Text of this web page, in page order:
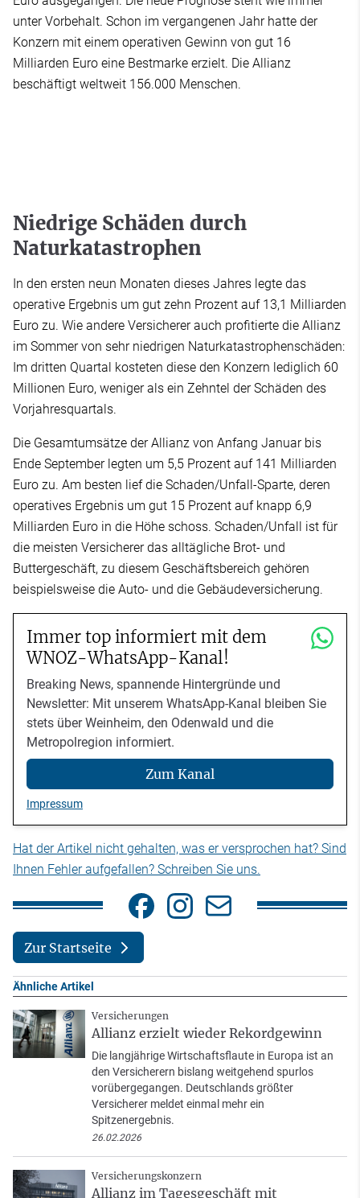
unter Vorbehalt. Schon im vergangenen Jahr hatte der
Konzern mit einem operativen Gewinn von gut 16
Milliarden Euro eine Bestmarke erzielt. Die Allianz
beschäftigt weltweit 156.000 Menschen.
Niedrige Schäden durch
Naturkatastrophen
In den ersten neun Monaten dieses Jahres legte das
operative Ergebnis um gut zehn Prozent auf 13,1 Milliarden
Euro zu. Wie andere Versicherer auch profitierte die Allianz
im Sommer von sehr niedrigen Naturkatastrophenschäden:
Im dritten Quartal kosteten diese den Konzern lediglich 60
MiIlionen Euro, weniger als ein Zehntel der Schäden des
Vorjahresquartals.
Die Gesamtumsätze der Allianz von Anfang Januar bis
Ende September legten um 5,5 Prozent auf 141 Milliarden
Euro zu. Am besten lief die Schaden/Unfall-Sparte, deren
operatives Ergebnis um gut 15 Prozent auf knapp 6,9
Milliarden Euro in die Höhe schoss. Schaden/Unfall ist für
die meisten Versicherer das alltägliche Brot- und
Buttergeschäft, zu diesem Geschäftsbereich gehören
beispielsweise die Auto- und die Gebäudeversicherung.
Immer top informiert mit dem
WNOZ-WhatsApp-Kanal!
Breaking News, spannende Hintergründe und
Newsletter: Mit unserem WhatsApp-Kanal bleiben Sie
stets über Weinheim, den Odenwald und die
Metropolregion informiert.
Zum Kanal
Impressum
Hat der Artikel nicht gehalten, was er versprochen hat? Sind
Ihnen Fehler aufgefallen? Schreiben Sie uns.
Zur Startseite
Ähnliche Artikel
Versicherungen
Allianz erzielt wieder Rekordgewinn
Die langjährige Wirtschaftsflaute in Europa ist an
den Versicherern bislang weitgehend spurlos
vorübergegangen. Deutschlands größter
Versicherer meldet einmal mehr ein
Spitzenergebnis.
26.02.2026
Versicherungskonzern
Allianz im Tagesgeschäft mit